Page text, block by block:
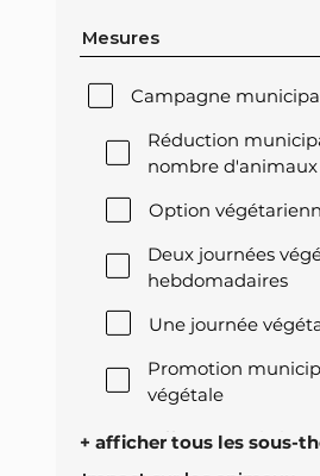
Mesures
Campagne
Réduction
nombre
Option
Deux journées
hebdomadaires
Une journée
Promotion
végétale
Offre végétale lors
+ afficher tous les sous-